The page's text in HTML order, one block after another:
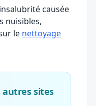
causée
nuisibles,
le nettoyage
autres sites